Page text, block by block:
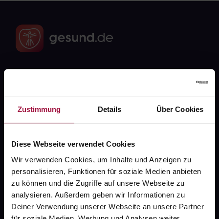
Zustimmung Details Über Cookies
Diese Webseite verwendet Cookies
Wir verwenden Cookies, um Inhalte und Anzeigen zu
personalisieren, Funktionen für soziale Medien anbieten
zu können und die Zugriffe auf unsere Webseite zu
analysieren. Außerdem geben wir Informationen zu
Deiner Verwendung unserer Webseite an unsere Partner
Kontakt
Widerrufsformular
gesund.de